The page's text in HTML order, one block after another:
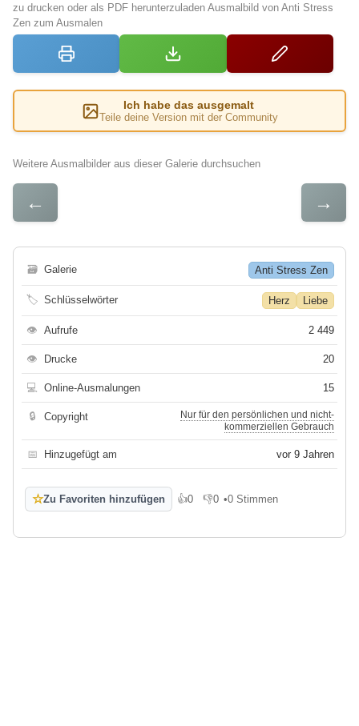
zu drucken oder als PDF herunterzuladen Ausmalbild von Anti Stress
Zen zum Ausmalen
Ich habe das ausgemalt
Teile deine Version mit der Community
Weitere Ausmalbilder aus dieser Galerie durchsuchen
← →
🗃 Galerie Anti Stress Zen
🏷 Schlüsselwörter Herz Liebe
👁 Aufrufe 2 449
👁 Drucke 20
💻 Online-Ausmalungen 15
🔒 Copyright
Nur für den persönlichen und nicht-
kommerziellen Gebrauch
📅 Hinzugefügt am vor 9 Jahren
☆Zu Favoriten hinzufügen 👍0
Gefällt mir
👎0
Gefällt mir nicht
•0 Stimmen